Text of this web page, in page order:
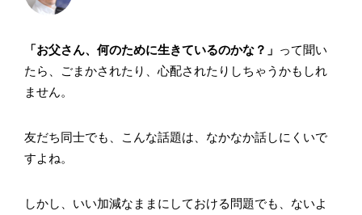
「お父さん、何のために生きているのかな？」 って聞い
たら、ごまかされたり、心配されたりしちゃうかもしれ
ません。
友だち同士でも、こんな話題は、なかなか話しにくいで
すよね。
しかし、いい加減なままにしておける問題でも、ないよ